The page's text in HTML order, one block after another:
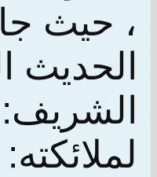
، حيث
الحديث